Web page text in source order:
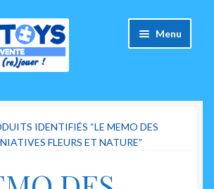
Menu
IDENTIFIÉS “LE MEMO DES
FLEURS ET NATURE”